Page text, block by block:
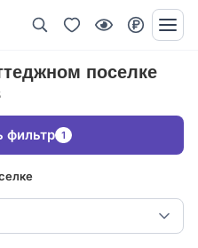
поселке
фильтр 1